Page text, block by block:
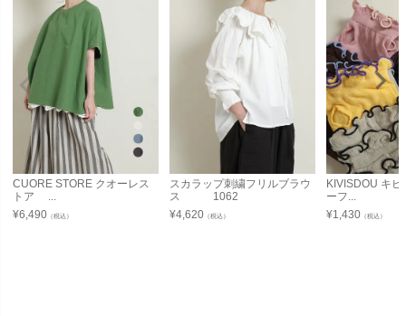
CUORE STORE クオーレス
トア ...
¥6,490 （税込）
スカラップ刺繍フリルブラウ
ス 1062
¥4,620 （税込）
KIVISDOU キ
ーフ...
¥1,430 （税込）